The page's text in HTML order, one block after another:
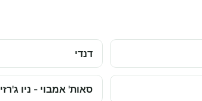
דנדי
סאות' אמבוי - ניו ג'רזי